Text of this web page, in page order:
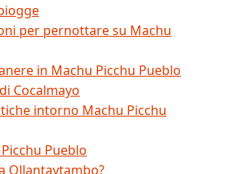
per pernottare su Machu
in Machu Picchu Pueblo
Cocalmayo
intorno Machu Picchu
Pueblo
Ollantaytambo?